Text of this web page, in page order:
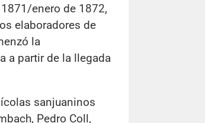
enero de 1872,
elaboradores de
la
a partir de la llegada
sanjuaninos
Pedro Coll,